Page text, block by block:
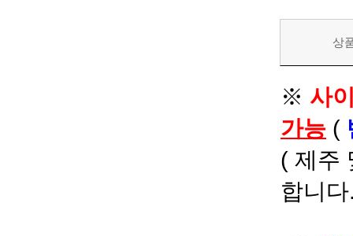
상
※ 사
가능 (
( 제주
합니